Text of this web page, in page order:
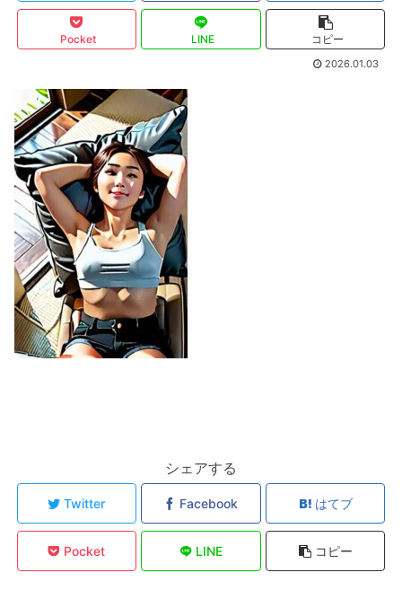
Pocket LINE コピー
2026.01.03
シェアする
Twitter Facebook はてブ
Pocket LINE コピー